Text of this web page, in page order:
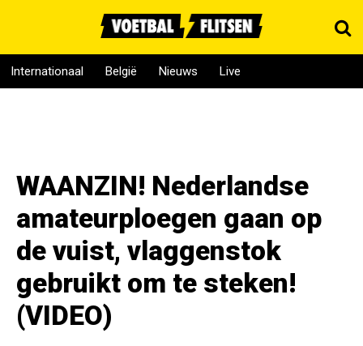
Internationaal België Nieuws Live
WAANZIN! Nederlandse
amateurploegen gaan op
de vuist, vlaggenstok
gebruikt om te steken!
(VIDEO)